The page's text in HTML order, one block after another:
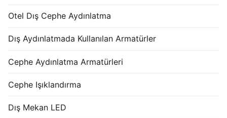
Otel Dış Cephe Aydınlatma
Dış Aydınlatmada Kullanılan Armatürler
Cephe Aydınlatma Armatürleri
Cephe Işıklandırma
Dış Mekan LED